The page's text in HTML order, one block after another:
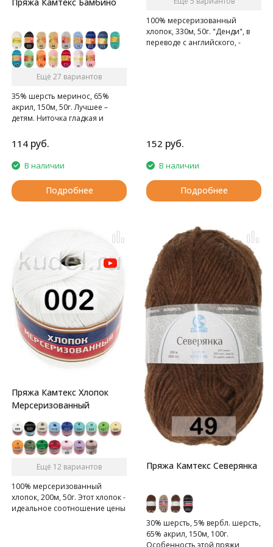
Ещё 27 вариантов
35% шерсть меринос, 65%
акрил, 150м, 50г. Лучшее –
детям. Ниточка гладкая и
шелковистая, абсолютно
гипоаллергенна для
чувствительной детской кожи.
114 руб.
В наличии
Подробнее
100% мерсеризованный
хлопок, 330м, 50г. "Денди", в
переводе с английского, -
152 руб.
В наличии
Подробнее
Пряжа Камтекс Хлопок
Мерсеризованный
Ещё 12 вариантов
100% мерсеризованный
хлопок, 200м, 50г. Этот хлопок -
идеальное соотношение цены
Пряжа Камтекс Северянка
30% шерсть, 5% вербл. шерсть,
65% акрил, 150м, 100г.